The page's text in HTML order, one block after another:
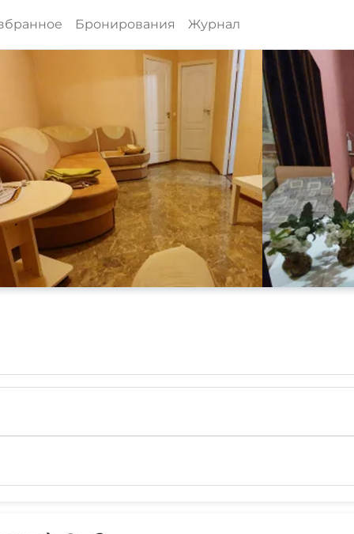
Бронирования Журнал